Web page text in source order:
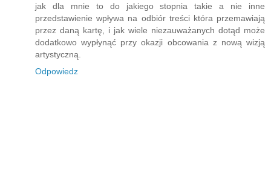
jak dla mnie to do jakiego stopnia takie a nie inne
przedstawienie wpływa na odbiór treści która przemawiają
przez daną kartę, i jak wiele niezauważanych dotąd może
dodatkowo wypłynąć przy okazji obcowania z nową wizją
artystyczną.
Odpowiedz